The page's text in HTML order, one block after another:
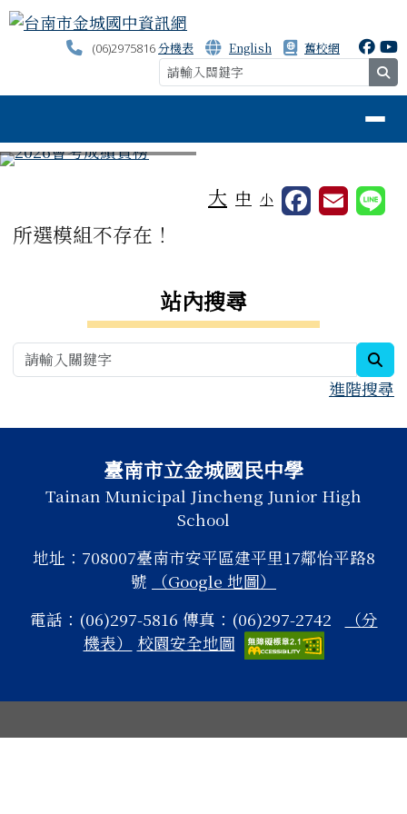
跳至主內容區
台南市金城國中資訊網
(06)2975816分機表 English 舊校網
⏸
大 中 小
主內容區域
所選模組不存在！
站內搜尋
進階搜尋
頁尾區域
頁尾區域內容臺南市立金城國民中學
Tainan Municipal Jincheng Junior High
School
地址：708007臺南市安平區建平里17鄰怡平路8
號
（Google 地圖）
電話：(06)297-5816 傳真：(06)297-2742
（分
機表）
校園安全地圖